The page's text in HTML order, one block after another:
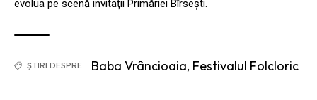
evolua pe scenă invitaţii Primăriei Bîrseşti.
ȘTIRI DESPRE: Baba Vrâncioaia, Festivalul Folcloric